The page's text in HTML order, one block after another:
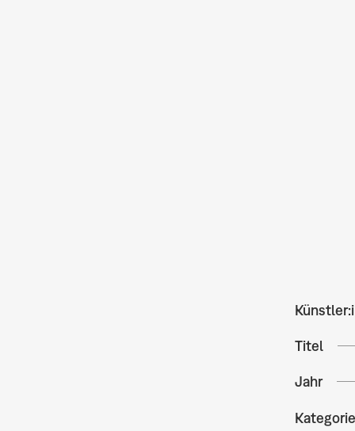
Titel
Jahr
Kategorie